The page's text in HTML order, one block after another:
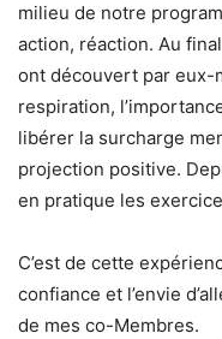
milieu de notre
action, réaction. Au
ont découvert par eux-
respiration,
libérer la surcharge
projection positive.
en pratique les
C’est de cette
confiance et l’envie
de mes co-Membres.